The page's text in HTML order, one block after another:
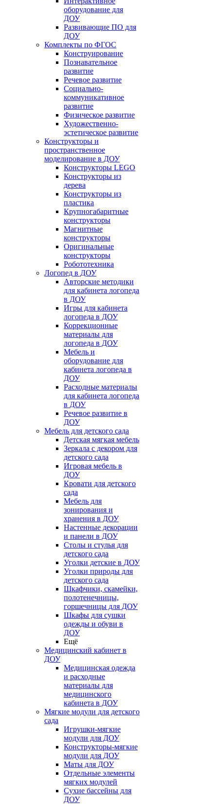
оборудование для
ДОУ
Развивающие ПО для
ДОУ
Комплекты по ФГОС
Конструирование
Познавательное
развитие
Речевое развитие
Социально-
коммуникативное
развитие
Физическое развитие
Художественно-
эстетическое развитие
Конструкторы и
пространственное
моделирование в ДОУ
Конструкторы LEGO
Конструкторы из
дерева
Конструкторы из
пластика
Крупногабаритные
конструкторы
Магнитные
конструкторы
Оригинальные
конструкторы
Робототехника
Логопед в ДОУ
Авторские методики
для кабинета логопеда
в ДОУ
Игры для кабинета
логопеда в ДОУ
Коррекционные
материалы для
логопеда в ДОУ
Мебель и
оборудование для
кабинета логопеда в
ДОУ
Расходные материалы
для кабинета логопеда
в ДОУ
Речевое развитие в
ДОУ
Мебель для детского сада
Детская мягкая мебель
Зеркала с декором для
детского сада
Игровая мебель в
ДОУ
Кровати для детского
сада
Мебель для
зонирования и
хранения в ДОУ
Настенные декорации
и панели в ДОУ
Столы и стулья для
детского сада
Уголки детские в ДОУ
Уголки природы для
детского сада
Шкафчики, скамейки,
полотенечницы,
горшечницы для ДОУ
Шкафы для сушки
одежды и обуви в
ДОУ
Ещё
Медицинский кабинет в
ДОУ
Медицинская одежда
и расходные
материалы для
медицинского
кабинета в ДОУ
Мягкие модули для детского
сада
Игрушки-мягкие
модули для ДОУ
Конструкторы-мягкие
модули для ДОУ
Маты для ДОУ
Отдельные элементы
мягких модулей
Сухие бассейны для
ДОУ